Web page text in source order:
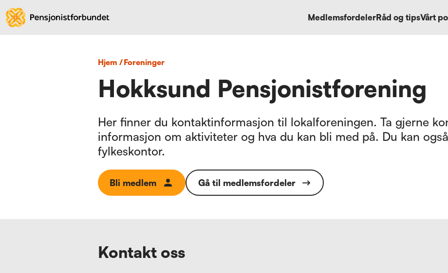
MedlemsfordelerRåd og tipsVårt
Hjem/ foreninger
Hokksund Pensjonistforening
Her finner du kontaktinformasjon til lokalforeningen. Ta gjerne
informasjon om aktiviteter og hva du kan bli med på. Du kan
fylkeskontor.
Bli medlem Gå til medlemsfordeler
Kontakt oss